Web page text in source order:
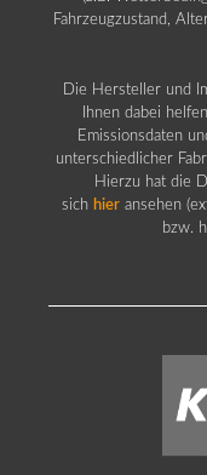
Fahrzeugzustand,
Die Hersteller und
Ihnen dabei
Emissionsdaten
unterschiedlicher
Hierzu hat die
sich hier ansehen
bzw.